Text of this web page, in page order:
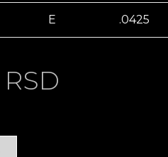
E .0425
RSD